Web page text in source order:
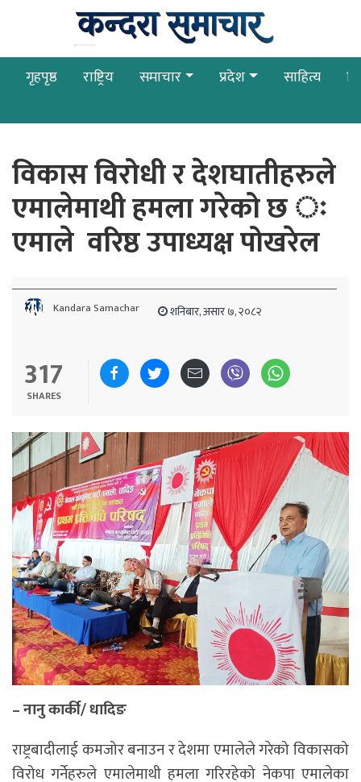
गृहपृष्ठ राष्ट्रिय समाचार प्रदेश साहित्य
विकास विरोधी र देशघातीहरुले
एमालेमाथी हमला गरेको छ ः
एमाले वरिष्ठ उपाध्यक्ष पोखरेल
Kandara Samachar शनिबार, असार ७, २०८२
317
SHARES
– नानु कार्की/ धादिङ
राष्ट्रबादीलाई कमजोर बनाउन र देशमा एमालेले गरेको विकासको
विरोध गर्नेहरुले एमालेमाथी हमला गरिरहेको नेकपा एमालेका